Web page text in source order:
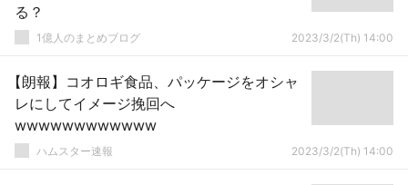
る？
1億人のまとめブログ 2023/3/2(Th) 14:00
【朗報】コオロギ食品、パッケージをオシャ
レにしてイメージ挽回へ
wwwwwwwwwwww
ハムスター速報 2023/3/2(Th) 14:00